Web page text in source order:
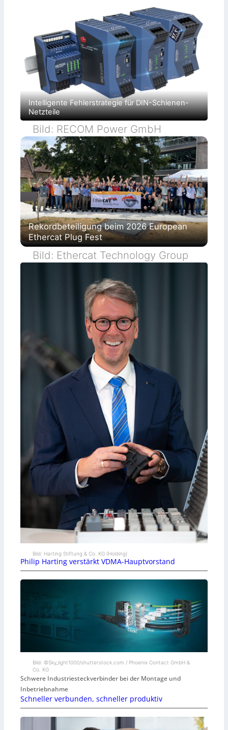
Intelligente Fehlerstrategie für DIN-Schienen-
Netzteile
Bild: RECOM Power GmbH
Rekordbeteiligung beim 2026 European
Ethercat Plug Fest
Bild: Ethercat Technology Group
Bild: Harting Stiftung & Co. KG (Holding)
Philip Harting verstärkt VDMA-Hauptvorstand
Bild: ©Sky_light1000/shutterstock.com / Phoenix Contact GmbH &
Co. KG
Schwere Industriesteckverbinder bei der Montage und
Inbetriebnahme
Schneller verbunden, schneller produktiv